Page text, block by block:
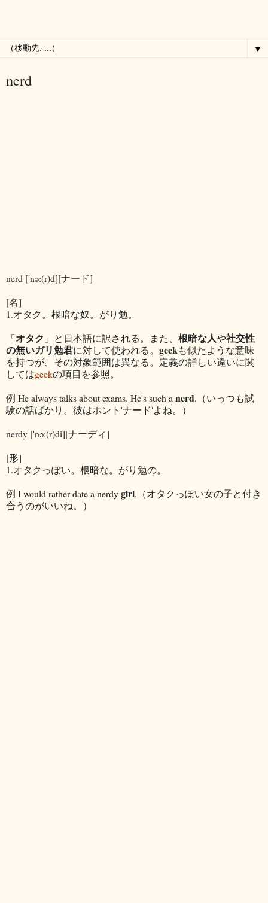
▼
nerd
nerd ['nə:(r)d][ナード]
[名]
1.オタク。根暗な奴。がり勉。
「オタク 」と日本語に訳される。また、 根暗な人や社交性
の無いガリ勉君に対して使われる。 geekも似たような意味
を持つが、その対象範囲は異なる。定義の詳しい違いに関
してはgeekの項目を参照。
例 He always talks about exams. He's such a nerd.（いっつも試
験の話ばかり。彼はホント'ナード'よね。）
nerdy ['nə:(r)di][ナーディ]
[形]
1.オタクっぽい。根暗な。がり勉の。
例 I would rather date a nerdygirl.（オタクっぽい女の子と付き
合うのがいいね。）